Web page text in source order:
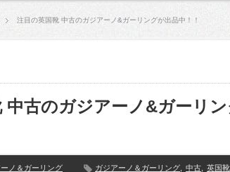
注目の英国靴 中古のガジアーノ&ガーリングが出品中！！
中古のガジアーノ&ガーリ
ノ＆ガーリング ガジアーノ＆ガーリング 中古
英国靴